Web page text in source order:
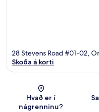
28 Stevens Road #01-02,
Skoða á korti
Hvað er í
nágrenninu?